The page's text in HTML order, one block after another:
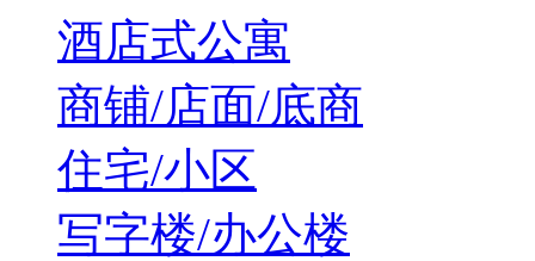
酒店式公寓
商铺/店面/底商
住宅/小区
写字楼/办公楼